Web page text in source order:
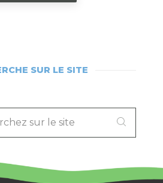
SUR LE SITE
RECHERCHEZ
LE
SITE